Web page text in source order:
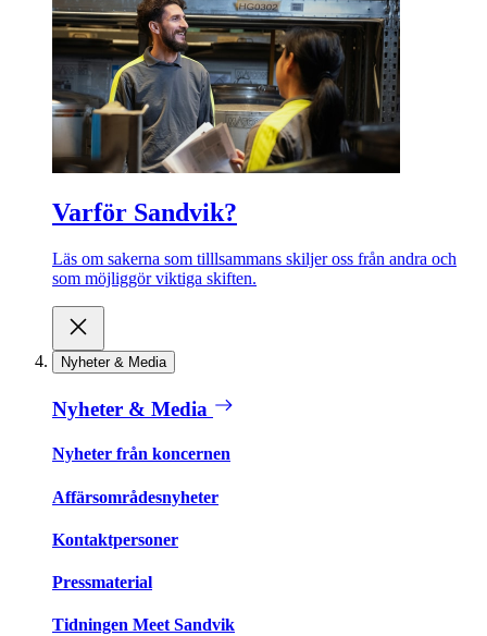
Varför Sandvik?
Läs om sakerna som tilllsammans skiljer oss från andra och
som möjliggör viktiga skiften.
Nyheter & Media
Nyheter & Media
Nyheter från koncernen
Affärsområdesnyheter
Kontaktpersoner
Pressmaterial
Tidningen Meet Sandvik